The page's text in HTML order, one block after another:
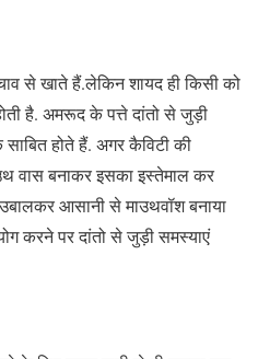
से खाते हैं.लेकिन शायद ही किसी को
है. अमरूद के पत्ते दांतो से जुड़ी
होते हैं. अगर कैविटी की
वास बनाकर इसका इस्तेमाल कर
आसानी से माउथवॉश बनाया
करने पर दांतो से जुड़ी समस्याएं